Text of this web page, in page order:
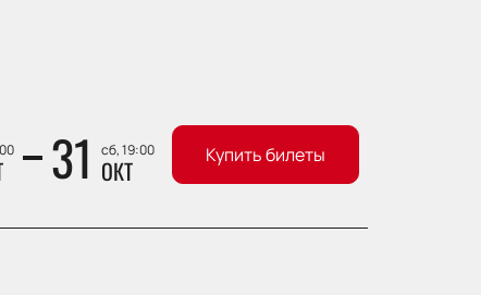
31 сб, 19:00
ОКТ Купить билеты